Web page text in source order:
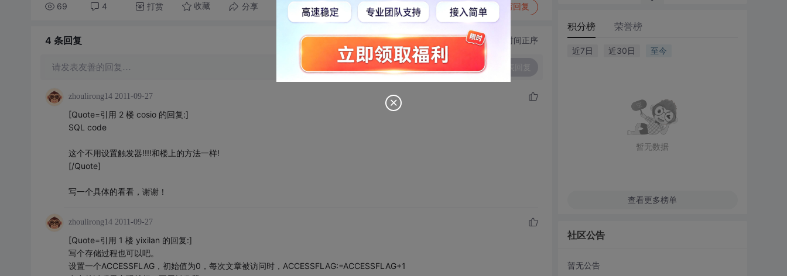
69 4 打赏 收藏 分享 转发到动态 举报 写回复
4 条回复 切换为时间正序
请发表友善的回复…
zhoulirong14 2011-09-27
[Quote=引用 2 楼 cosio 的回复:]
SQL code
这个不用设置触发器!!!!和楼上的方法一样!
[/Quote]
写一个具体的看看，谢谢！
zhoulirong14 2011-09-27
[Quote=引用 1 楼 yixilan 的回复:]
写个存储过程也可以吧。
设置一个ACCESSFLAG，初始值为0，每次文章被访问时，ACCESSFLAG:=ACCESSFLAG+1
积分榜 荣誉榜
近7日 近30日 至今
暂无数据
查看更多榜单
社区公告
暂无公告